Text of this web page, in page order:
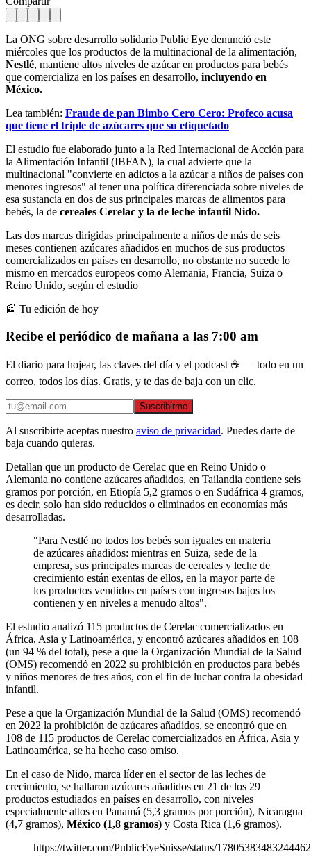
La ONG sobre desarrollo solidario Public Eye denunció este
miércoles que los productos de la multinacional de la alimentación,
Nestlé, mantiene altos niveles de azúcar en productos para bebés
que comercializa en los países en desarrollo, incluyendo en
México.
Lea también: Fraude de pan Bimbo Cero Cero: Profeco acusa
que tiene el triple de azúcares que su etiquetado
El estudio fue elaborado junto a la Red Internacional de Acción para
la Alimentación Infantil (IBFAN), la cual advierte que la
multinacional "convierte en adictos a la azúcar a niños de países con
menores ingresos" al tener una política diferenciada sobre niveles de
esa sustancia en dos de sus principales marcas de alimentos para
bebés, la de cereales Cerelac y la de leche infantil Nido.
Las dos marcas dirigidas principalmente a niños de más de seis
meses contienen azúcares añadidos en muchos de sus productos
comercializados en países en desarrollo, no obstante no sucede lo
mismo en mercados europeos como Alemania, Francia, Suiza o
Reino Unido, según el estudio
📰 Tu edición de hoy
Recibe el periódico de mañana a las 7:00 am
El diario para hojear, las claves del día y el podcast ☕ — todo en un
correo, todos los días. Gratis, y te das de baja con un clic.
Suscribirme
Al suscribirte aceptas nuestro aviso de privacidad. Puedes darte de
baja cuando quieras.
Detallan que un producto de Cerelac que en Reino Unido o
Alemania no contiene azúcares añadidos, en Tailandia contiene seis
gramos por porción, en Etiopía 5,2 gramos o en Sudáfrica 4 gramos,
es decir, solo han sido reducidos o eliminados en economías más
desarrolladas.
"Para Nestlé no todos los bebés son iguales en materia
de azúcares añadidos: mientras en Suiza, sede de la
empresa, sus principales marcas de cereales y leche de
crecimiento están exentas de ellos, en la mayor parte de
los productos vendidos en países con ingresos bajos los
contienen y en niveles a menudo altos".
El estudio analizó 115 productos de Cerelac comercializados en
África, Asia y Latinoamérica, y encontró azúcares añadidos en 108
(un 94 % del total), pese a que la Organización Mundial de la Salud
(OMS) recomendó en 2022 su prohibición en productos para bebés
y niños menores de tres años, con el fin de luchar contra la obesidad
infantil.
Pese a que la Organización Mundial de la Salud (OMS) recomendó
en 2022 la prohibición de azúcares añadidos, se encontró que en
108 de 115 productos de Cerelac comercializados en África, Asia y
Latinoamérica, se ha hecho caso omiso.
En el caso de Nido, marca líder en el sector de las leches de
crecimiento, se hallaron azúcares añadidos en 21 de los 29
productos estudiados en países en desarrollo, con niveles
especialmente altos en Panamá (5,3 gramos por porción), Nicaragua
(4,7 gramos), México (1,8 gramos) y Costa Rica (1,6 gramos).
https://twitter.com/PublicEyeSuisse/status/